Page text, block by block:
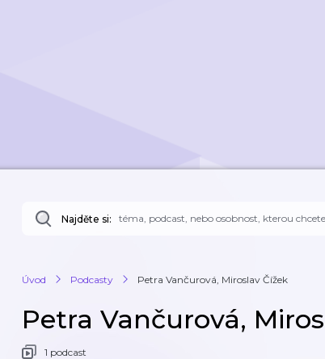
Najděte si:
Úvod Podcasty Petra Vančurová, Miroslav Čížek
Petra Vančurová,
1 podcast